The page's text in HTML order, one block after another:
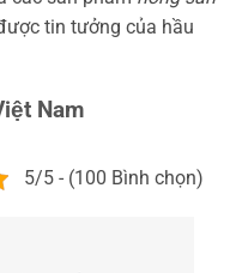
tin tưởng của hầu
Nam
5/5 - (100 Bình chọn)